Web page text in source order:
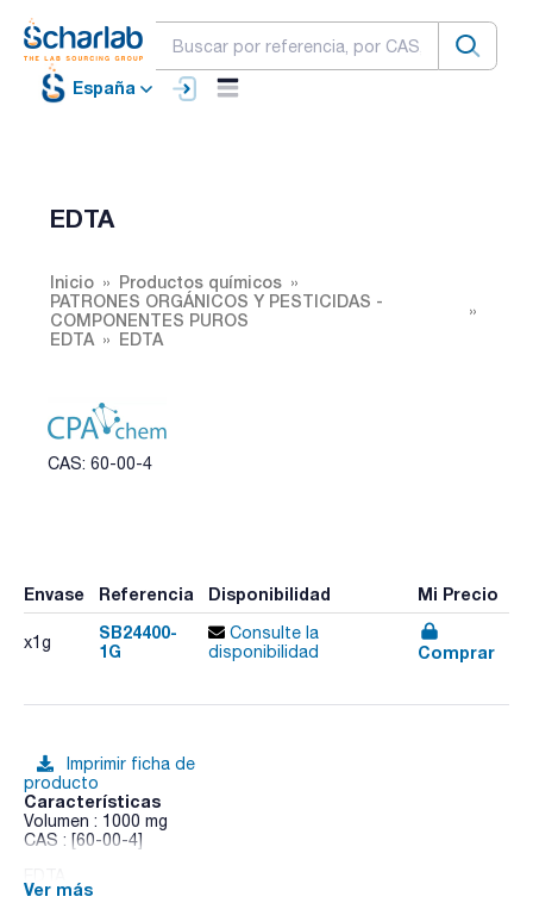
España
EDTA
Inicio
Productos químicos
PATRONES ORGÁNICOS Y PESTICIDAS -
COMPONENTES PUROS
EDTA
EDTA
CAS: 60-00-4
Envase Referencia Disponibilidad Mi Precio
x1g
SB24400-
1G
Consulte la
disponibilidad
Comprar
Imprimir ficha de
producto
Características
Volumen : 1000 mg
CAS : [60-00-4]
Ver más